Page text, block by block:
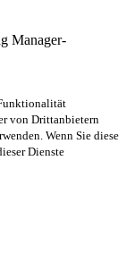
Manager-
von Drittanbietern
Wenn Sie diese
Dienste